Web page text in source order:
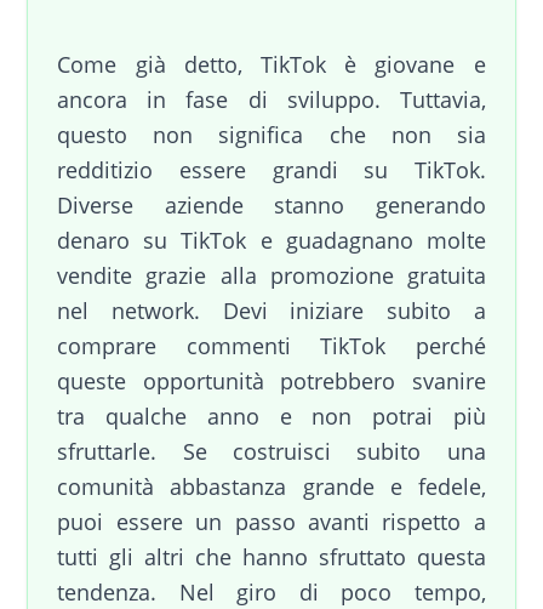
Come già detto, TikTok è giovane e
ancora in fase di sviluppo. Tuttavia,
questo non significa che non sia
redditizio essere grandi su TikTok.
Diverse aziende stanno generando
denaro su TikTok e guadagnano molte
vendite grazie alla promozione gratuita
nel network. Devi iniziare subito a
comprare commenti TikTok perché
queste opportunità potrebbero svanire
tra qualche anno e non potrai più
sfruttarle. Se costruisci subito una
comunità abbastanza grande e fedele,
puoi essere un passo avanti rispetto a
tutti gli altri che hanno sfruttato questa
tendenza. Nel giro di poco tempo,